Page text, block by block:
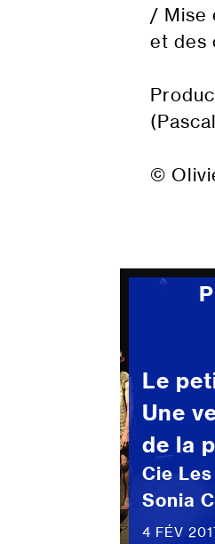
/ Mise
et des
©
Le
Une
de la
Cie
Sonia
4 FÉV